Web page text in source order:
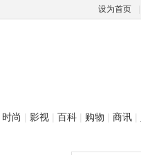
设为首页
时尚 | 影视 | 百科 | 购物 | 商讯 |